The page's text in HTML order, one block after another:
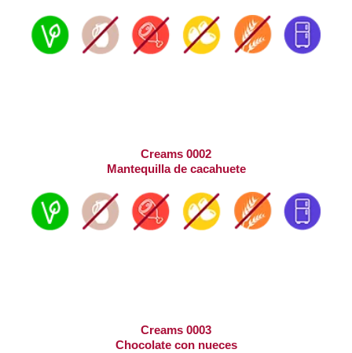
Creams 0002
Mantequilla de cacahuete
Creams 0003
Chocolate con nueces